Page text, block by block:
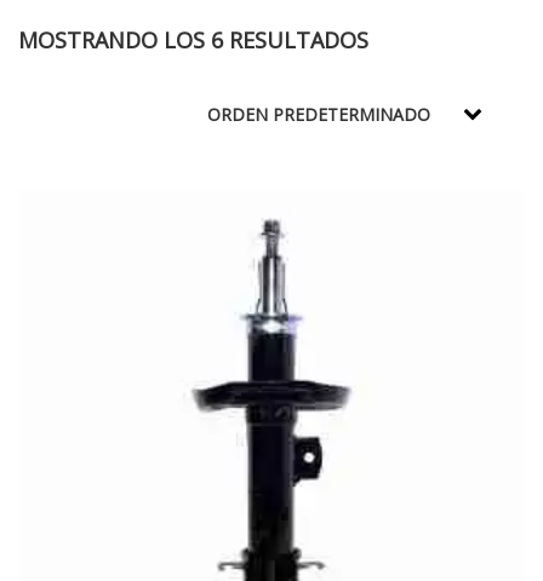
MOSTRANDO LOS 6 RESULTADOS